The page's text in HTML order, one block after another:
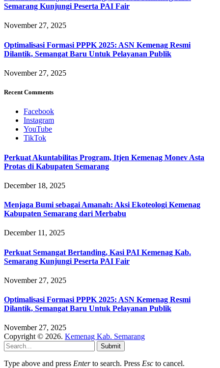
Semarang Kunjungi Peserta PAI Fair
November 27, 2025
Optimalisasi Formasi PPPK 2025: ASN Kemenag Resmi
Dilantik, Semangat Baru Untuk Pelayanan Publik
November 27, 2025
Recent Comments
Facebook
Instagram
YouTube
TikTok
Perkuat Akuntabilitas Program, Itjen Kemenag Monev Asta
Protas di Kabupaten Semarang
December 18, 2025
Menjaga Bumi sebagai Amanah: Aksi Ekoteologi Kemenag
Kabupaten Semarang dari Merbabu
December 11, 2025
Perkuat Semangat Bertanding, Kasi PAI Kemenag Kab.
Semarang Kunjungi Peserta PAI Fair
November 27, 2025
Optimalisasi Formasi PPPK 2025: ASN Kemenag Resmi
Dilantik, Semangat Baru Untuk Pelayanan Publik
November 27, 2025
Copyright © 2026. Kemenag Kab. Semarang
Submit
Type above and press Enterto search. Press Esc to cancel.